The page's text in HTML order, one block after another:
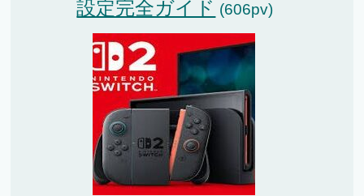
設定完全ガイド (606pv)